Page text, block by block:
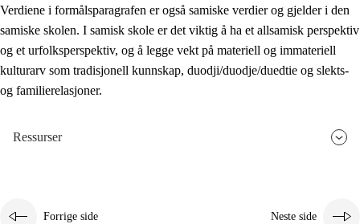
Verdiene i formålsparagrafen er også samiske verdier og gjelder i den
samiske skolen. I samisk skole er det viktig å ha et allsamisk perspektiv
og et urfolksperspektiv, og å legge vekt på materiell og immateriell
kulturarv som tradisjonell kunnskap, duodji/duodje/duedtie og slekts-
og familierelasjoner.
Ressurser
Forrige side Neste side